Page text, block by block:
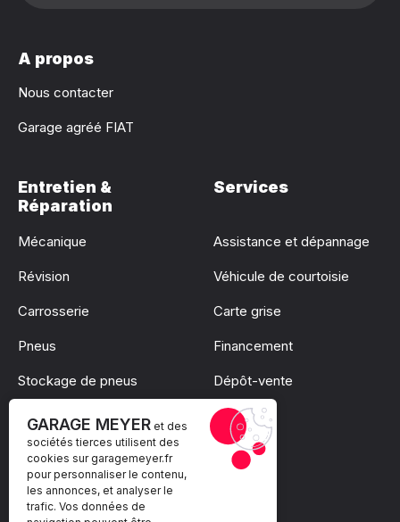
A propos
Nous contacter
Garage agréé FIAT
Entretien &
Réparation
Mécanique
Révision
Carrosserie
Pneus
Stockage de pneus
Pare-brise
Services
Assistance et dépannage
Véhicule de courtoisie
Carte grise
Financement
Dépôt-vente
GARAGE MEYER et des
sociétés tierces utilisent des
cookies sur garagemeyer.fr
pour personnaliser le contenu,
les annonces, et analyser le
trafic. Vos données de